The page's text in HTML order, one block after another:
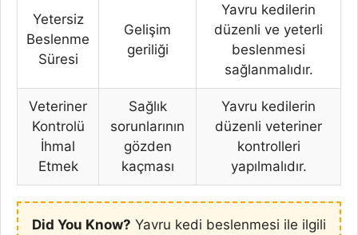
Yetersiz
Beslenme
Süresi
Gelişim
geriliği
Yavru kedilerin
düzenli ve yeterli
beslenmesi
sağlanmalıdır.
Veteriner
Kontrolü
İhmal
Etmek
Sağlık
sorunlarının
gözden
kaçması
Yavru kedilerin
düzenli veteriner
kontrolleri
yapılmalıdır.
Did You Know? Yavru kedi beslenmesi ile ilgili